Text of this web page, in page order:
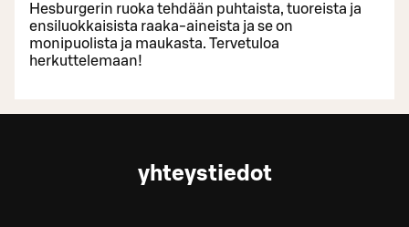
Hesburgerin ruoka tehdään puhtaista, tuoreista ja
ensiluokkaisista raaka-aineista ja se on
monipuolista ja maukasta. Tervetuloa
herkuttelemaan!
yhteystiedot